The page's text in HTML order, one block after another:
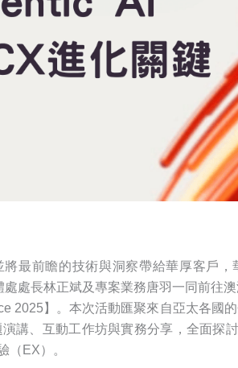
最前瞻的技術與洞察帶給華厚客戶，
處長林正斌及專案業務唐羽一同前往
2025】。本次活動匯聚來自亞太各國
講、互動工作坊與實務分享，全面探
（EX）。